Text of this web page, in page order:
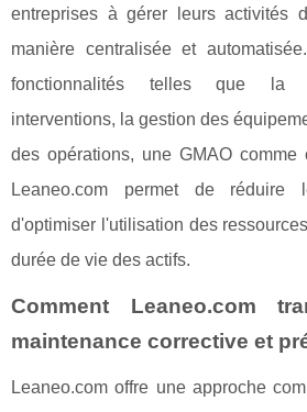
entreprises à gérer leurs activités
manière centralisée et
fonctionnalités telles que la
interventions, la gestion des
des opérations, une GMAO comme
Leaneo.com permet de réduire
d'optimiser l'utilisation des
durée de vie des actifs.
Comment Leaneo.com
maintenance corrective et
Leaneo.com offre une approche